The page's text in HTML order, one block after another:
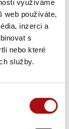
využíváme
web používáte,
inzerci a
s
nebo které
služby.